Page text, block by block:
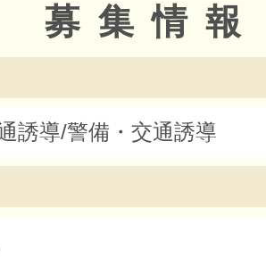
募集情報
誘導/警備・交通誘導